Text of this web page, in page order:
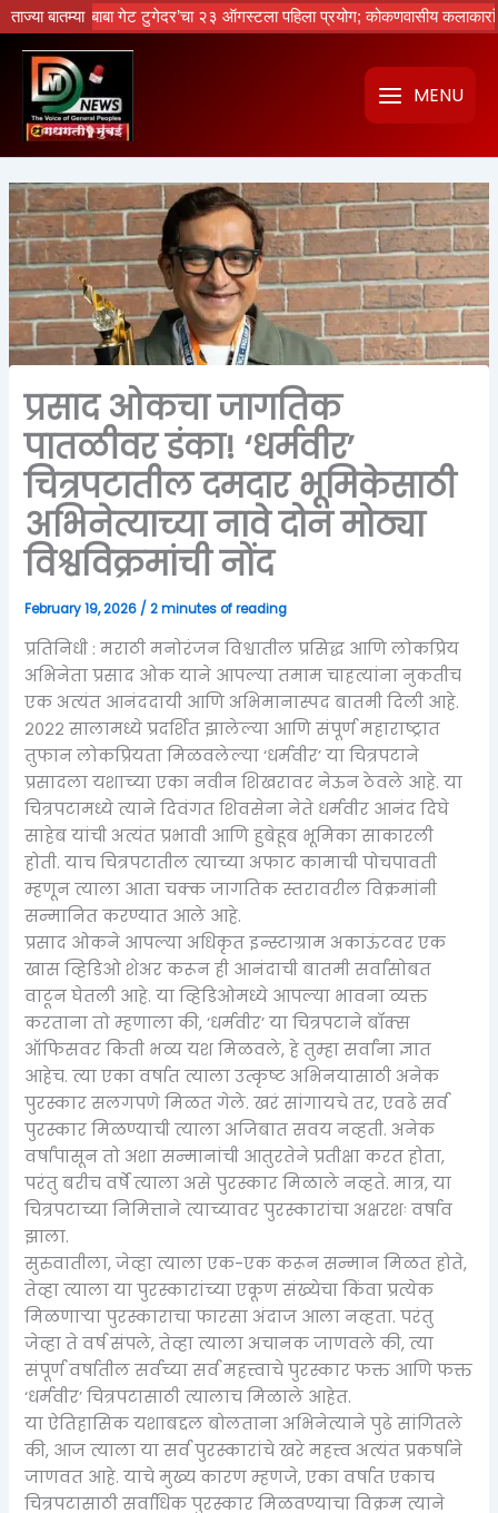
ताज्या बातम्या
रे बाबा गेट टुगेदर’चा २३ ऑगस्टला पहिला प्रयोग; कोकणवासीय कलाकारांची
Skip
to
content
MENU
प्रसाद ओकचा जागतिक
पातळीवर डंका! ‘धर्मवीर’
चित्रपटातील दमदार भूमिकेसाठी
अभिनेत्याच्या नावे दोन मोठ्या
विश्वविक्रमांची नोंद
February 19, 2026 /2 minutes of reading
प्रतिनिधी : मराठी मनोरंजन विश्वातील प्रसिद्ध आणि लोकप्रिय
अभिनेता प्रसाद ओक याने आपल्या तमाम चाहत्यांना नुकतीच
एक अत्यंत आनंददायी आणि अभिमानास्पद बातमी दिली आहे.
२०२२ सालामध्ये प्रदर्शित झालेल्या आणि संपूर्ण महाराष्ट्रात
तुफान लोकप्रियता मिळवलेल्या ‘धर्मवीर’ या चित्रपटाने
प्रसादला यशाच्या एका नवीन शिखरावर नेऊन ठेवले आहे. या
चित्रपटामध्ये त्याने दिवंगत शिवसेना नेते धर्मवीर आनंद दिघे
साहेब यांची अत्यंत प्रभावी आणि हुबेहूब भूमिका साकारली
होती. याच चित्रपटातील त्याच्या अफाट कामाची पोचपावती
म्हणून त्याला आता चक्क जागतिक स्तरावरील विक्रमांनी
सन्मानित करण्यात आले आहे.
प्रसाद ओकने आपल्या अधिकृत इन्स्टाग्राम अकाऊंटवर एक
खास व्हिडिओ शेअर करून ही आनंदाची बातमी सर्वांसोबत
वाटून घेतली आहे. या व्हिडिओमध्ये आपल्या भावना व्यक्त
करताना तो म्हणाला की, ‘धर्मवीर’ या चित्रपटाने बॉक्स
ऑफिसवर किती भव्य यश मिळवले, हे तुम्हा सर्वांना ज्ञात
आहेच. त्या एका वर्षात त्याला उत्कृष्ट अभिनयासाठी अनेक
पुरस्कार सलगपणे मिळत गेले. खरं सांगायचे तर, एवढे सर्व
पुरस्कार मिळण्याची त्याला अजिबात सवय नव्हती. अनेक
वर्षांपासून तो अशा सन्मानांची आतुरतेने प्रतीक्षा करत होता,
परंतु बरीच वर्षे त्याला असे पुरस्कार मिळाले नव्हते. मात्र, या
चित्रपटाच्या निमित्ताने त्याच्यावर पुरस्कारांचा अक्षरशः वर्षाव
झाला.
सुरुवातीला, जेव्हा त्याला एक-एक करून सन्मान मिळत होते,
तेव्हा त्याला या पुरस्कारांच्या एकूण संख्येचा किंवा प्रत्येक
मिळणाऱ्या पुरस्काराचा फारसा अंदाज आला नव्हता. परंतु
जेव्हा ते वर्ष संपले, तेव्हा त्याला अचानक जाणवले की, त्या
संपूर्ण वर्षातील सर्वच्या सर्व महत्त्वाचे पुरस्कार फक्त आणि फक्त
‘धर्मवीर’ चित्रपटासाठी त्यालाच मिळाले आहेत.
या ऐतिहासिक यशाबद्दल बोलताना अभिनेत्याने पुढे सांगितले
की, आज त्याला या सर्व पुरस्कारांचे खरे महत्त्व अत्यंत प्रकर्षाने
जाणवत आहे. याचे मुख्य कारण म्हणजे, एका वर्षात एकाच
चित्रपटासाठी सर्वाधिक पुरस्कार मिळवण्याचा विक्रम त्याने